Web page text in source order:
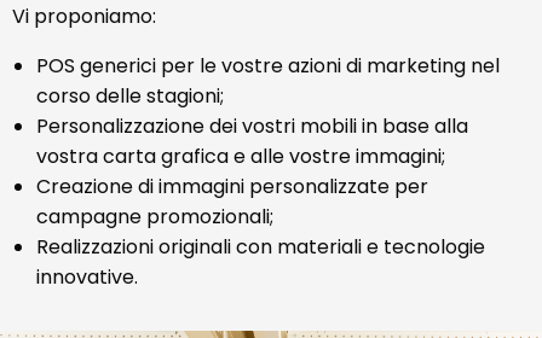
Vi proponiamo:
POS generici per le vostre azioni di marketing nel
corso delle stagioni;
Personalizzazione dei vostri mobili in base alla
vostra carta grafica e alle vostre immagini;
Creazione di immagini personalizzate per
campagne promozionali;
Realizzazioni originali con materiali e tecnologie
innovative.